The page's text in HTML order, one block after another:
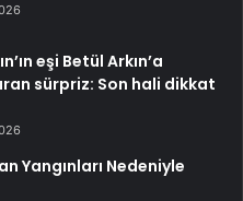
eşi Betül Arkın’a
sürpriz: Son hali dikkat
Yangınları Nedeniyle